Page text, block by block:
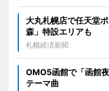
大丸札幌店で任天堂
森」特設エリアも
札幌経済新聞
OMO5函館で「函館
テーマ曲